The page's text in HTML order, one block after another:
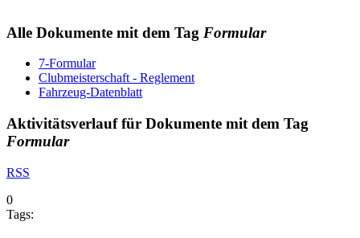
Alle Dokumente mit dem Tag Formular
7-Formular
Clubmeisterschaft - Reglement
Fahrzeug-Datenblatt
Aktivitätsverlauf für Dokumente mit dem Tag
Formular
RSS
0
Tags: